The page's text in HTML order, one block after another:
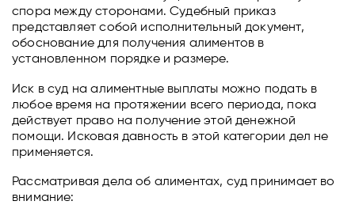
спора между сторонами. Судебный приказ
представляет собой исполнительный документ,
обоснование для получения алиментов в
установленном порядке и размере.
Иск в суд на алиментные выплаты можно подать в
любое время на протяжении всего периода, пока
действует право на получение этой денежной
помощи. Исковая давность в этой категории дел не
применяется.
Рассматривая дела об алиментах, суд принимает во
внимание: